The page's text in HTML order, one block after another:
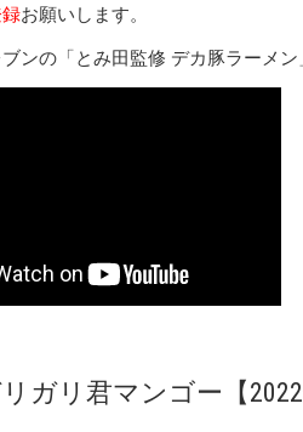
お願いします。
ンの「とみ田監修 デカ豚ラーメン
ガリ君マンゴー【